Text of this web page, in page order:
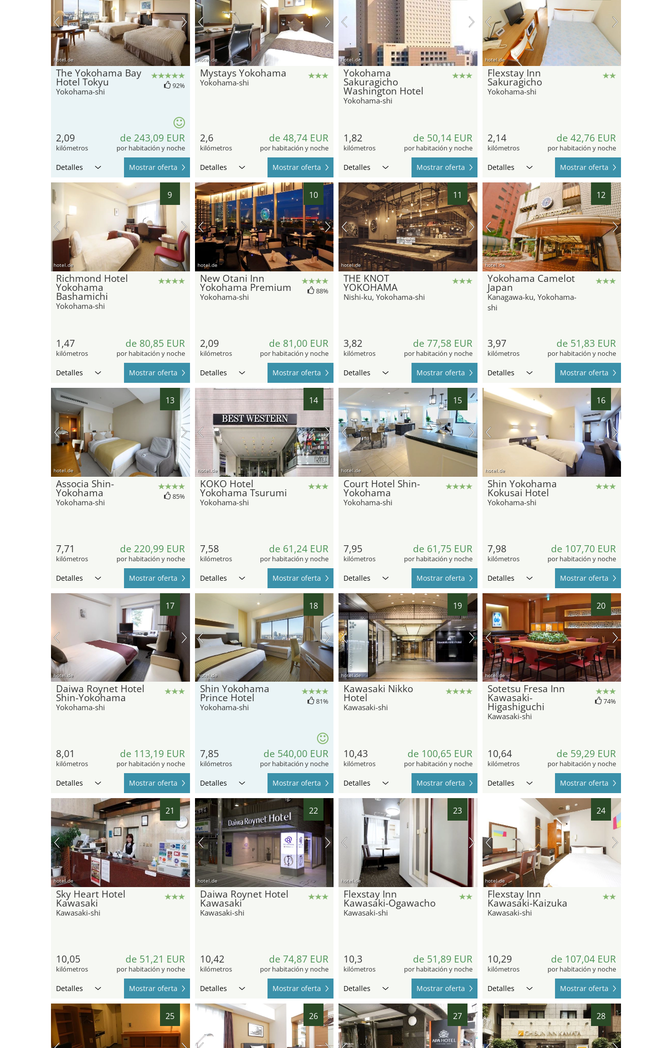
hotel.de
The Yokohama Bay
Hotel Tokyu
Yokohama-shi
92%
2,09
kilómetros
de 243,09 EUR
por habitación y noche
Detalles Mostrar oferta
hotel.de
Mystays Yokohama
Yokohama-shi
2,6
kilómetros
de 48,74 EUR
por habitación y noche
Detalles Mostrar oferta
hotel.de
Yokohama
Sakuragicho
Washington Hotel
Yokohama-shi
1,82
kilómetros
de 50,14 EUR
por habitación y noche
Detalles Mostrar oferta
hotel.de
Flexstay Inn
Sakuragicho
Yokohama-shi
2,14
kilómetros
de 42,76 EUR
por habitación y noche
Detalles Mostrar oferta
9
hotel.de
Richmond Hotel
Yokohama
Bashamichi
Yokohama-shi
1,47
kilómetros
de 80,85 EUR
por habitación y noche
Detalles Mostrar oferta
10
hotel.de
New Otani Inn
Yokohama Premium
Yokohama-shi
88%
2,09
kilómetros
de 81,00 EUR
por habitación y noche
Detalles Mostrar oferta
11
hotel.de
THE KNOT
YOKOHAMA
Nishi-ku, Yokohama-shi
3,82
kilómetros
de 77,58 EUR
por habitación y noche
Detalles Mostrar oferta
12
hotel.de
Yokohama Camelot
Japan
Kanagawa-ku, Yokohama-
shi
3,97
kilómetros
de 51,83 EUR
por habitación y noche
Detalles Mostrar oferta
13
hotel.de
Associa Shin-
Yokohama
Yokohama-shi
85%
7,71
kilómetros
de 220,99 EUR
por habitación y noche
Detalles Mostrar oferta
14
hotel.de
KOKO Hotel
Yokohama Tsurumi
Yokohama-shi
7,58
kilómetros
de 61,24 EUR
por habitación y noche
Detalles Mostrar oferta
15
hotel.de
Court Hotel Shin-
Yokohama
Yokohama-shi
7,95
kilómetros
de 61,75 EUR
por habitación y noche
Detalles Mostrar oferta
16
hotel.de
Shin Yokohama
Kokusai Hotel
Yokohama-shi
7,98
kilómetros
de 107,70 EUR
por habitación y noche
Detalles Mostrar oferta
17
hotel.de
Daiwa Roynet Hotel
Shin-Yokohama
Yokohama-shi
8,01
kilómetros
de 113,19 EUR
por habitación y noche
Detalles Mostrar oferta
18
hotel.de
Shin Yokohama
Prince Hotel
Yokohama-shi
81%
7,85
kilómetros
de 540,00 EUR
por habitación y noche
Detalles Mostrar oferta
19
hotel.de
Kawasaki Nikko
Hotel
Kawasaki-shi
10,43
kilómetros
de 100,65 EUR
por habitación y noche
Detalles Mostrar oferta
20
hotel.de
Sotetsu Fresa Inn
Kawasaki-
Higashiguchi
Kawasaki-shi
74%
10,64
kilómetros
de 59,29 EUR
por habitación y noche
Detalles Mostrar oferta
21
hotel.de
Sky Heart Hotel
Kawasaki
Kawasaki-shi
10,05
kilómetros
de 51,21 EUR
por habitación y noche
Detalles Mostrar oferta
22
hotel.de
Daiwa Roynet Hotel
Kawasaki
Kawasaki-shi
10,42
kilómetros
de 74,87 EUR
por habitación y noche
Detalles Mostrar oferta
23
hotel.de
Flexstay Inn
Kawasaki-Ogawacho
Kawasaki-shi
10,3
kilómetros
de 51,89 EUR
por habitación y noche
Detalles Mostrar oferta
24
hotel.de
Flexstay Inn
Kawasaki-Kaizuka
Kawasaki-shi
10,29
kilómetros
de 107,04 EUR
por habitación y noche
Detalles Mostrar oferta
25 26 27 28